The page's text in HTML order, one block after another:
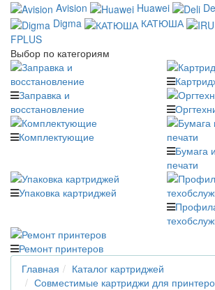
Avision
Huawei
Digma
КАТЮША
FPLUS
Выбор по категориям
Заправка и
восстановление
Комплектующие
Бумага
печати
Упаковка картриджей
Ремонт принтеров
Главная
Каталог картриджей
Совместимые картриджи для